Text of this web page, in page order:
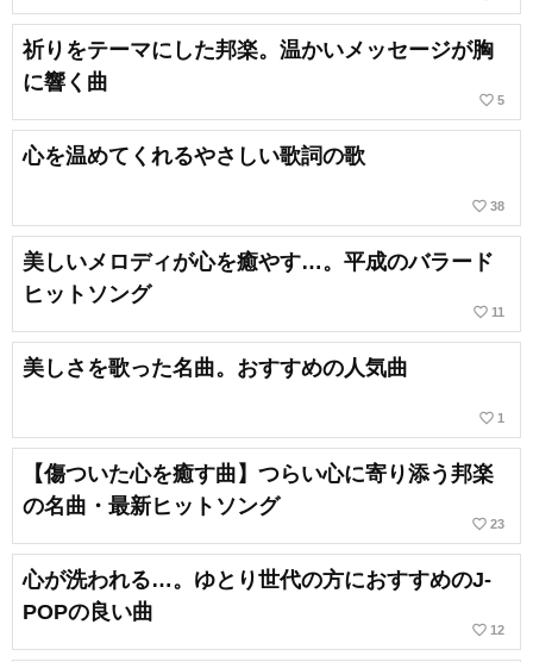
祈りをテーマにした邦楽。温かいメッセージが胸
に響く曲
favorite_border 5
心を温めてくれるやさしい歌詞の歌
favorite_border 38
美しいメロディが心を癒やす…。平成のバラード
ヒットソング
favorite_border 11
美しさを歌った名曲。おすすめの人気曲
favorite_border 1
【傷ついた心を癒す曲】つらい心に寄り添う邦楽
の名曲・最新ヒットソング
favorite_border 23
心が洗われる…。ゆとり世代の方におすすめのJ-
POPの良い曲
favorite_border 12